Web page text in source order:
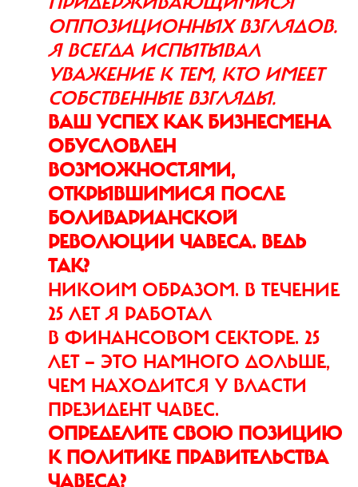
ОППОЗИЦИОННЫХ ВЗГЛЯДОВ.
Я ВСЕГДА ИСПЫТЫВАЛ
УВАЖЕНИЕ К ТЕМ, КТО ИМЕЕТ
СОБСТВЕННЫЕ ВЗГЛЯДЫ.
ВАШ УСПЕХ КАК БИЗНЕСМЕНА
ОБУСЛОВЛЕН
ВОЗМОЖНОСТЯМИ,
ОТКРЫВШИМИСЯ ПОСЛЕ
БОЛИВАРИАНСКОЙ
РЕВОЛЮЦИИ ЧАВЕСА. ВЕДЬ
ТАК?
НИКОИМ ОБРАЗОМ. В ТЕЧЕНИЕ
25 ЛЕТ Я РАБОТАЛ
В ФИНАНСОВОМ СЕКТОРЕ. 25
ЛЕТ — ЭТО НАМНОГО ДОЛЬШЕ,
ЧЕМ НАХОДИТСЯ У ВЛАСТИ
ПРЕЗИДЕНТ ЧАВЕС.
ОПРЕДЕЛИТЕ СВОЮ ПОЗИЦИЮ
К ПОЛИТИКЕ ПРАВИТЕЛЬСТВА
ЧАВЕСА?